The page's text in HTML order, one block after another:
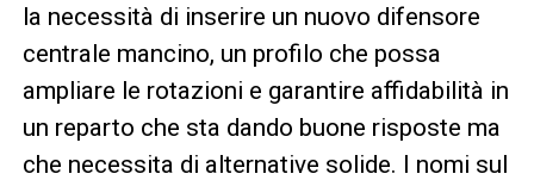
la necessità di inserire un nuovo difensore
centrale mancino, un profilo che possa
ampliare le rotazioni e garantire affidabilità in
un reparto che sta dando buone risposte ma
che necessita di alternative solide. I nomi sul